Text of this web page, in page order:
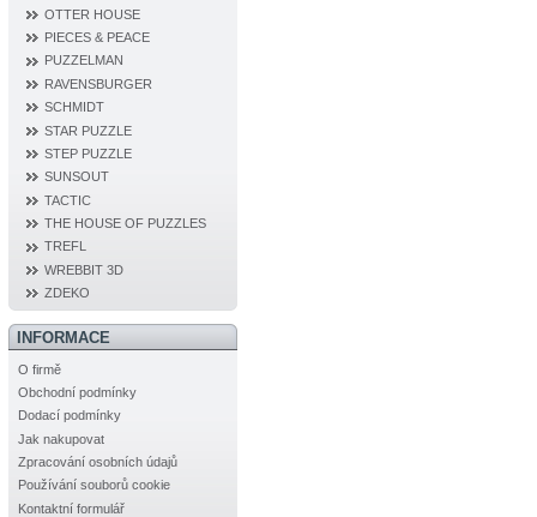
OTTER HOUSE
PIECES & PEACE
PUZZELMAN
RAVENSBURGER
SCHMIDT
STAR PUZZLE
STEP PUZZLE
SUNSOUT
TACTIC
THE HOUSE OF PUZZLES
TREFL
WREBBIT 3D
ZDEKO
INFORMACE
O firmě
Obchodní podmínky
Dodací podmínky
Jak nakupovat
Zpracování osobních údajů
Používání souborů cookie
Kontaktní formulář